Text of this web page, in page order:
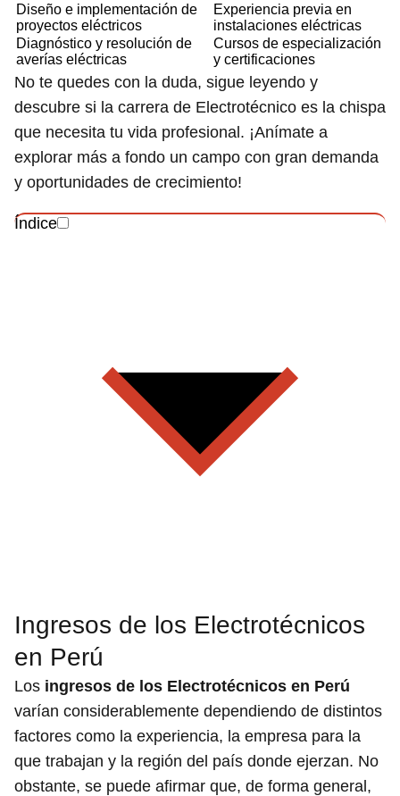
Diseño e implementación de
proyectos eléctricos
Experiencia previa en
instalaciones eléctricas
Diagnóstico y resolución de
averías eléctricas
Cursos de especialización
y certificaciones
No te quedes con la duda, sigue leyendo y
descubre si la carrera de Electrotécnico es la chispa
que necesita tu vida profesional. ¡Anímate a
explorar más a fondo un campo con gran demanda
y oportunidades de crecimiento!
Índice
Ingresos de los Electrotécnicos
en Perú
Los ingresos de los Electrotécnicos en Perú
varían considerablemente dependiendo de distintos
factores como la experiencia, la empresa para la
que trabajan y la región del país donde ejerzan. No
obstante, se puede afirmar que, de forma general,